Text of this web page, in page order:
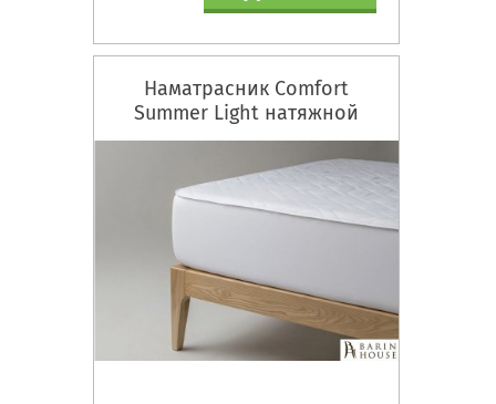
Наматрасник Comfort
Summer Light натяжной